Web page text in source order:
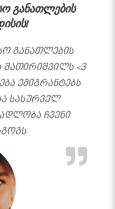
განათლების
განათლების
შათირიშვილს <3
ემიგრანტებს
სასურველ
ჩვენი